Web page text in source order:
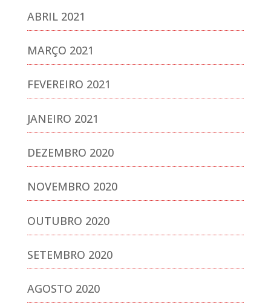
ABRIL 2021
MARÇO 2021
FEVEREIRO 2021
JANEIRO 2021
DEZEMBRO 2020
NOVEMBRO 2020
OUTUBRO 2020
SETEMBRO 2020
AGOSTO 2020